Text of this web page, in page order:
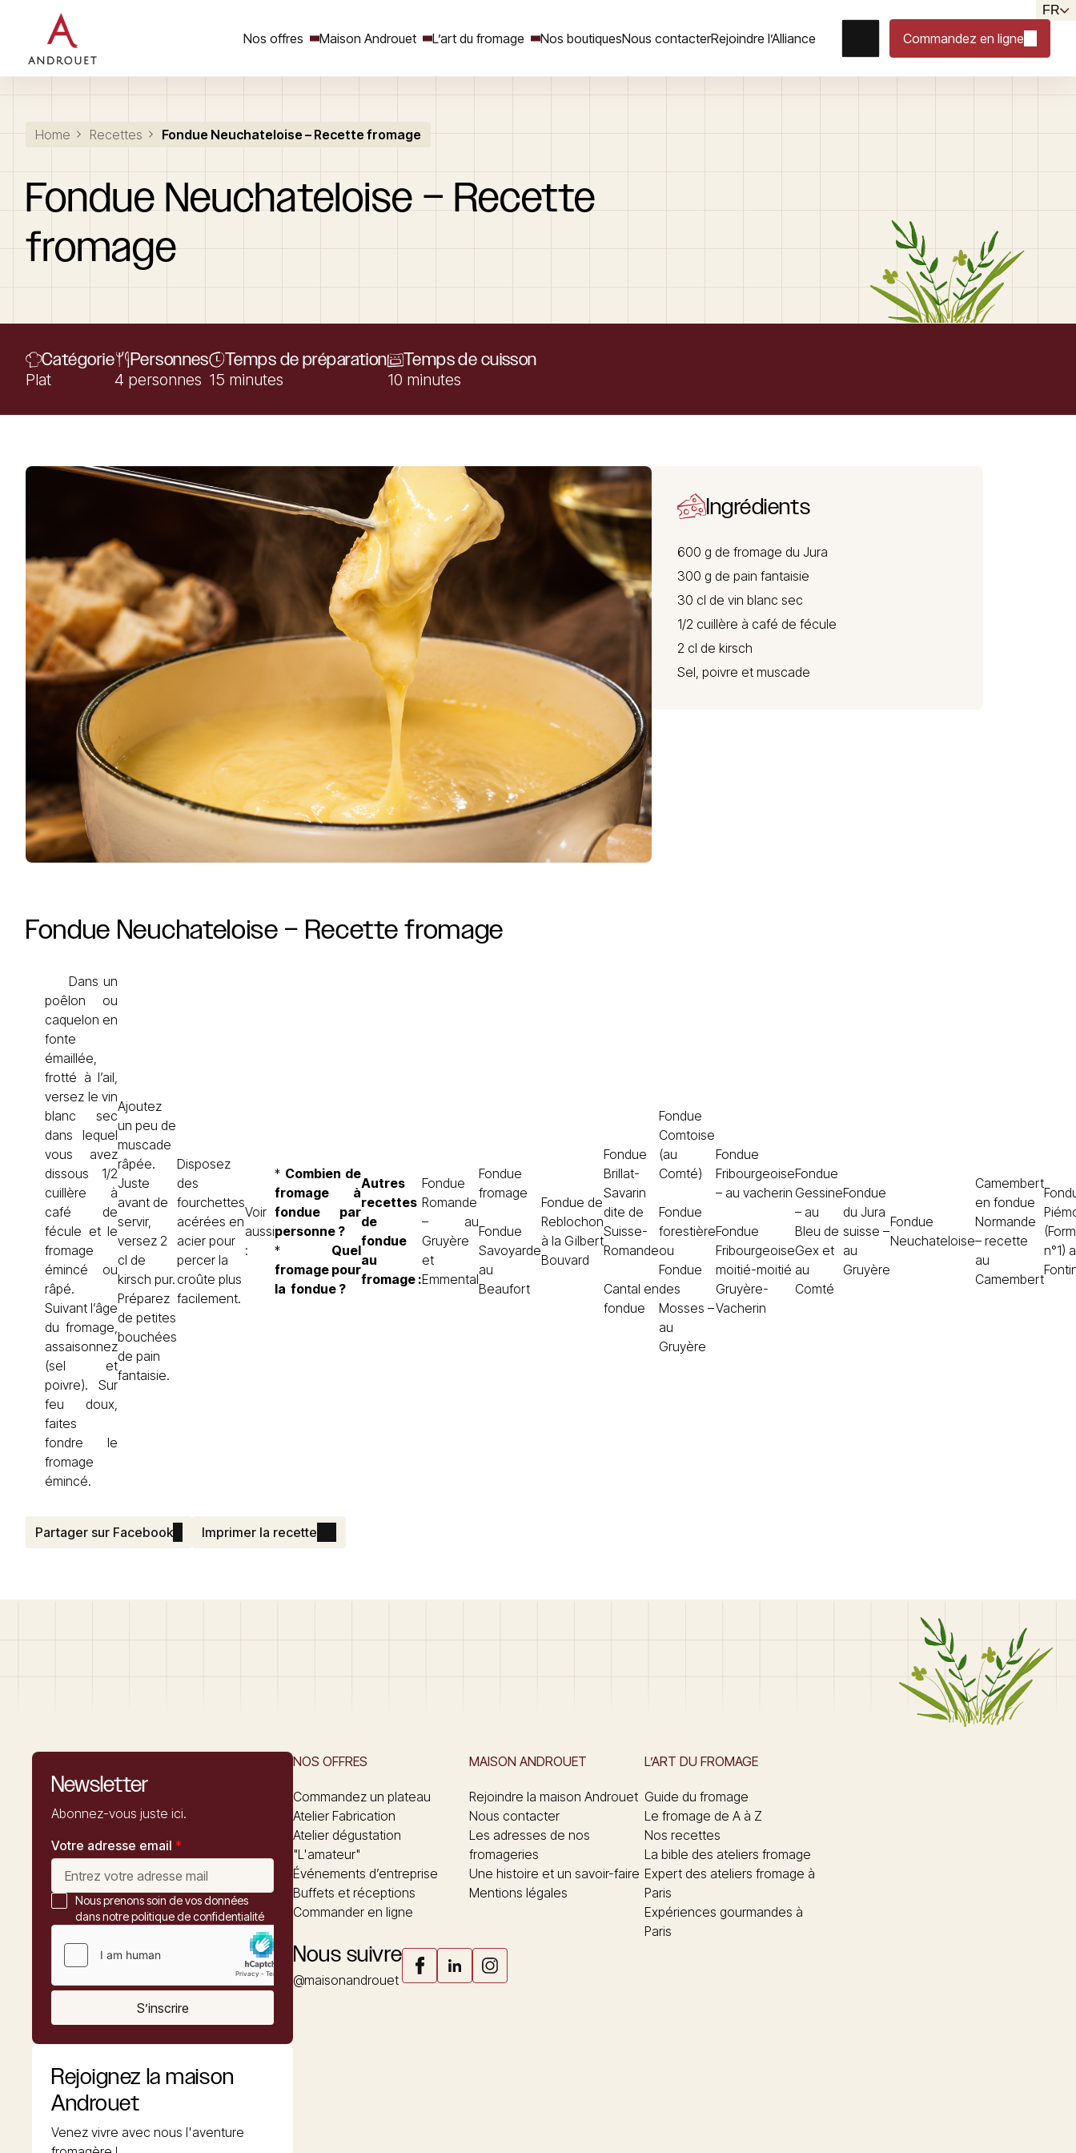
Nos offres Maison Androuet L’art du fromage Nos boutiquesNous contacterRejoindre l’Alliance Commandez en ligne
FR
Rechercher un mot clé
Home Recettes Fondue Neuchateloise – Recette fromage
Fondue Neuchateloise – Recette
fromage
Catégorie
Plat
Personnes
4 personnes
Temps de préparation
15 minutes
Temps de cuisson
10 minutes
Fondue Neuchateloise – Recette fromage
Dans un
poêlon ou
caquelon en
fonte
émaillée,
frotté à l’ail,
versez le vin
blanc sec
dans lequel
vous avez
dissous 1/2
cuillère à
café de
fécule et le
fromage
émincé ou
râpé.
Suivant l’âge
du fromage,
assaisonnez
(sel et
poivre). Sur
feu doux,
faites
fondre le
fromage
émincé.
Ajoutez
un peu de
muscade
râpée.
Juste
avant de
servir,
versez 2
cl de
kirsch pur.
Préparez
de petites
bouchées
de pain
fantaisie.
Disposez
des
fourchettes
acérées en
acier pour
percer la
croûte plus
facilement.
Voir
aussi
:
* Combien de
fromage à
fondue par
personne ?
* Quel
fromage pour
la fondue ?
Autres
recettes
de
fondue
au
fromage :
Fondue
Romande
– au
Gruyère
et
Emmental
Fondue
fromage
Fondue
Savoyarde
au
Beaufort
Fondue de
Reblochon
à la Gilbert
Bouvard
Fondue
Brillat-
Savarin
dite de
Suisse-
Romande
Cantal en
fondue
Fondue
Comtoise
(au
Comté)
Fondue
forestière
ou
Fondue
des
Mosses –
au
Gruyère
Fondue
Fribourgeoise
– au vacherin
Fondue
Fribourgeoise
moitié-moitié
Gruyère-
Vacherin
Fondue
Gessine
– au
Bleu de
Gex et
au
Comté
Fondue
du Jura
suisse –
au
Gruyère
Fondue
Neuchateloise
Camembert
en fondue
Normande
– recette
au
Camembert
n°1)
Partager sur Facebook Imprimer la recette
Ingrédients
600 g de fromage du Jura
300 g de pain fantaisie
30 cl de vin blanc sec
1/2 cuillère à café de fécule
2 cl de kirsch
Sel, poivre et muscade
Newsletter
Abonnez-vous juste ici.
Votre adresse email *
Nous prenons soin de vos données
dans notre politique de confidentialité
S’inscrire
Rejoignez la maison
Androuet
Venez vivre avec nous l'aventure
NOS OFFRES
Commandez un plateau
Atelier Fabrication
Atelier dégustation
"L'amateur"
Événements d’entreprise
Buffets et réceptions
Commander en ligne
MAISON ANDROUET
Rejoindre la maison Androuet
Nous contacter
Les adresses de nos
fromageries
Une histoire et un savoir-faire
Mentions légales
L’ART DU FROMAGE
Guide du fromage
Le fromage de A à Z
Nos recettes
La bible des ateliers fromage
Expert des ateliers fromage à
Paris
Expériences gourmandes à
Paris
Nous suivre
@maisonandrouet